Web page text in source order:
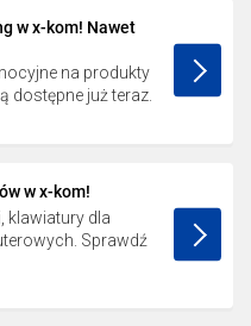
w x-kom! Nawet
na produkty
dostępne już teraz.
w x-kom!
klawiatury dla
Sprawdź